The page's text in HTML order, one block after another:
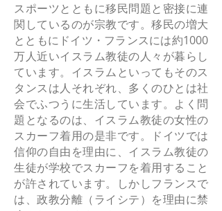
スポーツとともに移民問題と密接に連
関しているのが宗教です。移民の増大
とともにドイツ・フランスには約1000
万人近いイスラム教徒の人々が暮らし
ています。イスラムといってもそのス
タンスは人それぞれ、多くのひとは社
会でふつうに生活しています。よく問
題となるのは、イスラム教徒の女性の
スカーフ着用の是非です。ドイツでは
信仰の自由を理由に、イスラム教徒の
生徒が学校でスカーフを着用すること
が許されています。しかしフランスで
は、政教分離（ライシテ）を理由に禁